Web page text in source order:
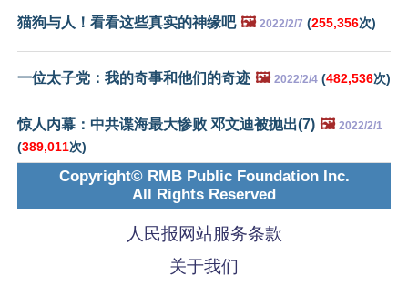
猫狗与人！看看这些真实的神缘吧 🖼️ 2022/2/7 (255,356次)
一位太子党：我的奇事和他们的奇迹 🖼️ 2022/2/4 (482,536次)
惊人内幕：中共谍海最大惨败 邓文迪被抛出(7) 🖼️ 2022/2/1
(389,011次)
Copyright© RMB Public Foundation Inc.
All Rights Reserved
人民报网站服务条款
关于我们